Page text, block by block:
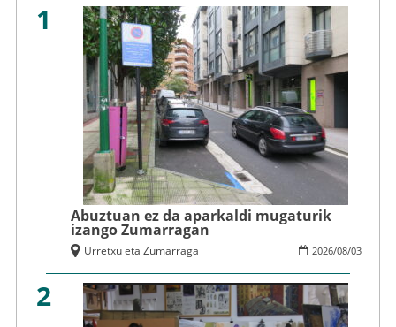
1
Abuztuan ez da aparkaldi mugaturik
izango Zumarragan
2026/08/03
Urretxu eta Zumarraga
2